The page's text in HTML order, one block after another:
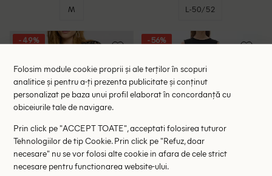
M L-50/52
- 49% - 56%
Folosim module cookie proprii și ale terților în scopuri
analitice și pentru a-ți prezenta publicitate și conținut
personalizat pe baza unui profil elaborat în concordanță cu
obiceiurile tale de navigare.
Prin click pe "ACCEPT TOATE", acceptati folosirea tuturor
Tehnologiilor de tip Cookie. Prin click pe "Refuz, doar
necesare" nu se vor folosi alte cookie in afara de cele strict
necesare pentru functionarea website-ului.